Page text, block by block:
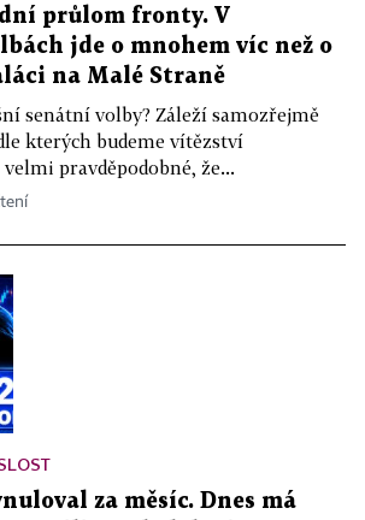
průlom fronty. V
jde o mnohem víc než o
na Malé Straně
senátní volby? Záleží samozřejmě
kterých budeme vítězství
pravděpodobné, že...
za měsíc. Dnes má